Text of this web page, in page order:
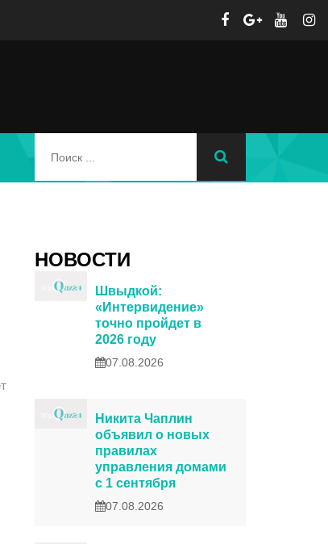
НОВОСТИ
Швыдкой:
«Интервидение»
точно пройдет в
2026 году
07.08.2026
Никита Чаплин
объявил о новых
правилах
управления домами
с 1 сентября
07.08.2026